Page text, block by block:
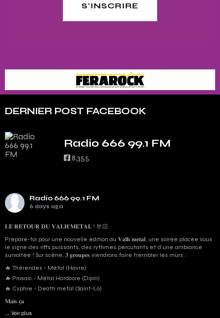
S'INSCRIRE
DERNIER POST FACEBOOK
Radio 666 99.1 FM
8,355
Radio 666 99.1 FM
6 days ago
𝐋𝐄 𝐑𝐄𝐓𝐎𝐔𝐑 𝐃𝐔 𝐕𝐀𝐋𝐇’𝐌𝐄𝐓𝐀𝐋 ! 🤘🏻
Prépare-toi pour une nouvelle édition du 𝐕𝐚𝐥𝐡’𝐦𝐞𝐭𝐚𝐥, une soirée placée sous
le signe des riffs puissants, des rythmes percutants et d'une ambiance
survoltée ! Sur scène, 𝟑 𝐠𝐫𝐨𝐮𝐩𝐞𝐬 viendrons faire trembler les murs :
🔥 Thérendes - Métal (Havre)
🔥 Prosaic - Métal Hardcore (Dijon)
🔥 Cyphre - Death metal (Saint-Lô)
𝐌𝐚𝐢𝐬 𝐜̧𝐚
... Voir plus